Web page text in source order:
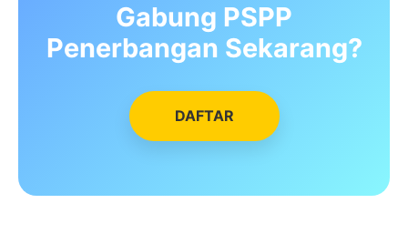
Gabung PSPP
Penerbangan Sekarang?
DAFTAR